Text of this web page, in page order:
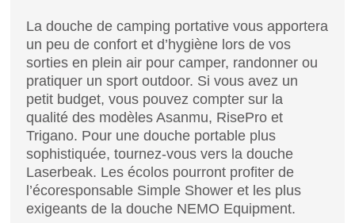
La douche de camping portative vous apportera
un peu de confort et d’hygiène lors de vos
sorties en plein air pour camper, randonner ou
pratiquer un sport outdoor. Si vous avez un
petit budget, vous pouvez compter sur la
qualité des modèles Asanmu, RisePro et
Trigano. Pour une douche portable plus
sophistiquée, tournez-vous vers la douche
Laserbeak. Les écolos pourront profiter de
l’écoresponsable Simple Shower et les plus
exigeants de la douche NEMO Equipment.